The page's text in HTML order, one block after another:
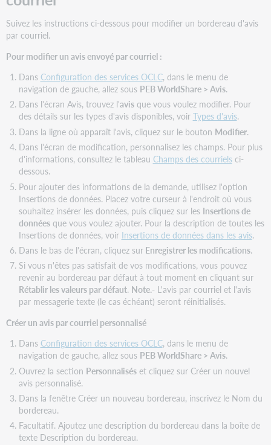
Suivez les instructions ci-dessous pour modifier un bordereau d'avis
par courriel.
Pour modifier un avis envoyé par courriel :
Dans Configuration des services OCLC, dans le menu de
navigation de gauche, allez sous PEB WorldShare > Avis.
Dans l'écran Avis, trouvez l'avisque vous voulez modifier. Pour
des détails sur les types d'avis disponibles, voir Types d'avis.
Dans la ligne où apparaît l'avis, cliquez sur le bouton Modifier.
Dans l'écran de modification, personnalisez les champs. Pour plus
d'informations, consultez le tableau Champs des courrielsci-
dessous.
Pour ajouter des informations de la demande, utilisez l'option
Insertions de données. Placez votre curseur à l'endroit où vous
souhaitez insérer les données, puis cliquez sur les Insertions de
donnéesque vous voulez ajouter. Pour la description de toutes les
Insertions de données, voir Insertions de données dans les avis.
Dans le bas de l'écran, cliquez surEnregistrer les modifications.
Si vous n'êtes pas satisfait de vos modifications, vous pouvez
revenir au bordereau par défaut à tout moment en cliquant sur
Rétablir les valeurs par défaut. Note.-L'avis par courriel et l'avis
par messagerie texte (le cas échéant) seront réinitialisés.
Créer un avis par courriel personnalisé
Dans Configuration des services OCLC, dans le menu de
navigation de gauche, allez sous PEB WorldShare > Avis.
Ouvrez la section Personnaliséset cliquez sur Créer un nouvel
avis personnalisé.
Dans la fenêtre Créer un nouveau bordereau, inscrivez le Nom du
bordereau.
Facultatif. Ajoutez une description du bordereau dans la boîte de
texte Description du bordereau.